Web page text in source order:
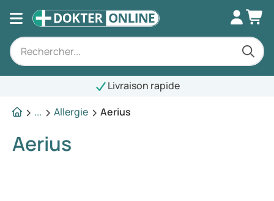
Livraison rapide
...
Allergie Aerius
Aerius